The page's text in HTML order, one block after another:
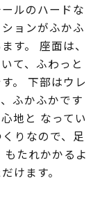
ルのハードな
ョンがふかふ
す。 座面は、
て、ふわっと
。 下部はウレ
ふかふかです
地と なってい
りなので、足
たれかかるよ
けます。